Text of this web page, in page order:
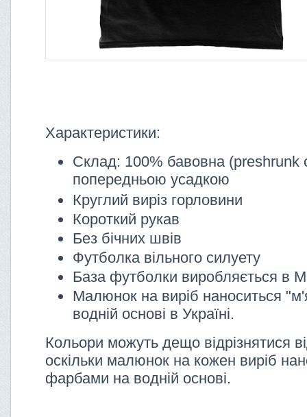
Характеристики:
Склад: 100% бавовна (preshrunk
попередньою усадкою
Круглий виріз горловини
Короткий рукав
Без бічних швів
Футболка вільного силуету
База футболки виробляється в
Малюнок на виріб наноситься
водній основі в Україні.
Кольори можуть дещо відрізнятися
оскільки малюнок на кожен виріб
фарбами на водній основі.